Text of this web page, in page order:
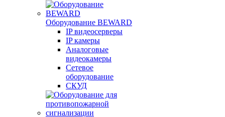
Оборудование BEWARD
IP видеосерверы
IP камеры
Аналоговые
видеокамеры
Сетевое
оборудование
СКУД